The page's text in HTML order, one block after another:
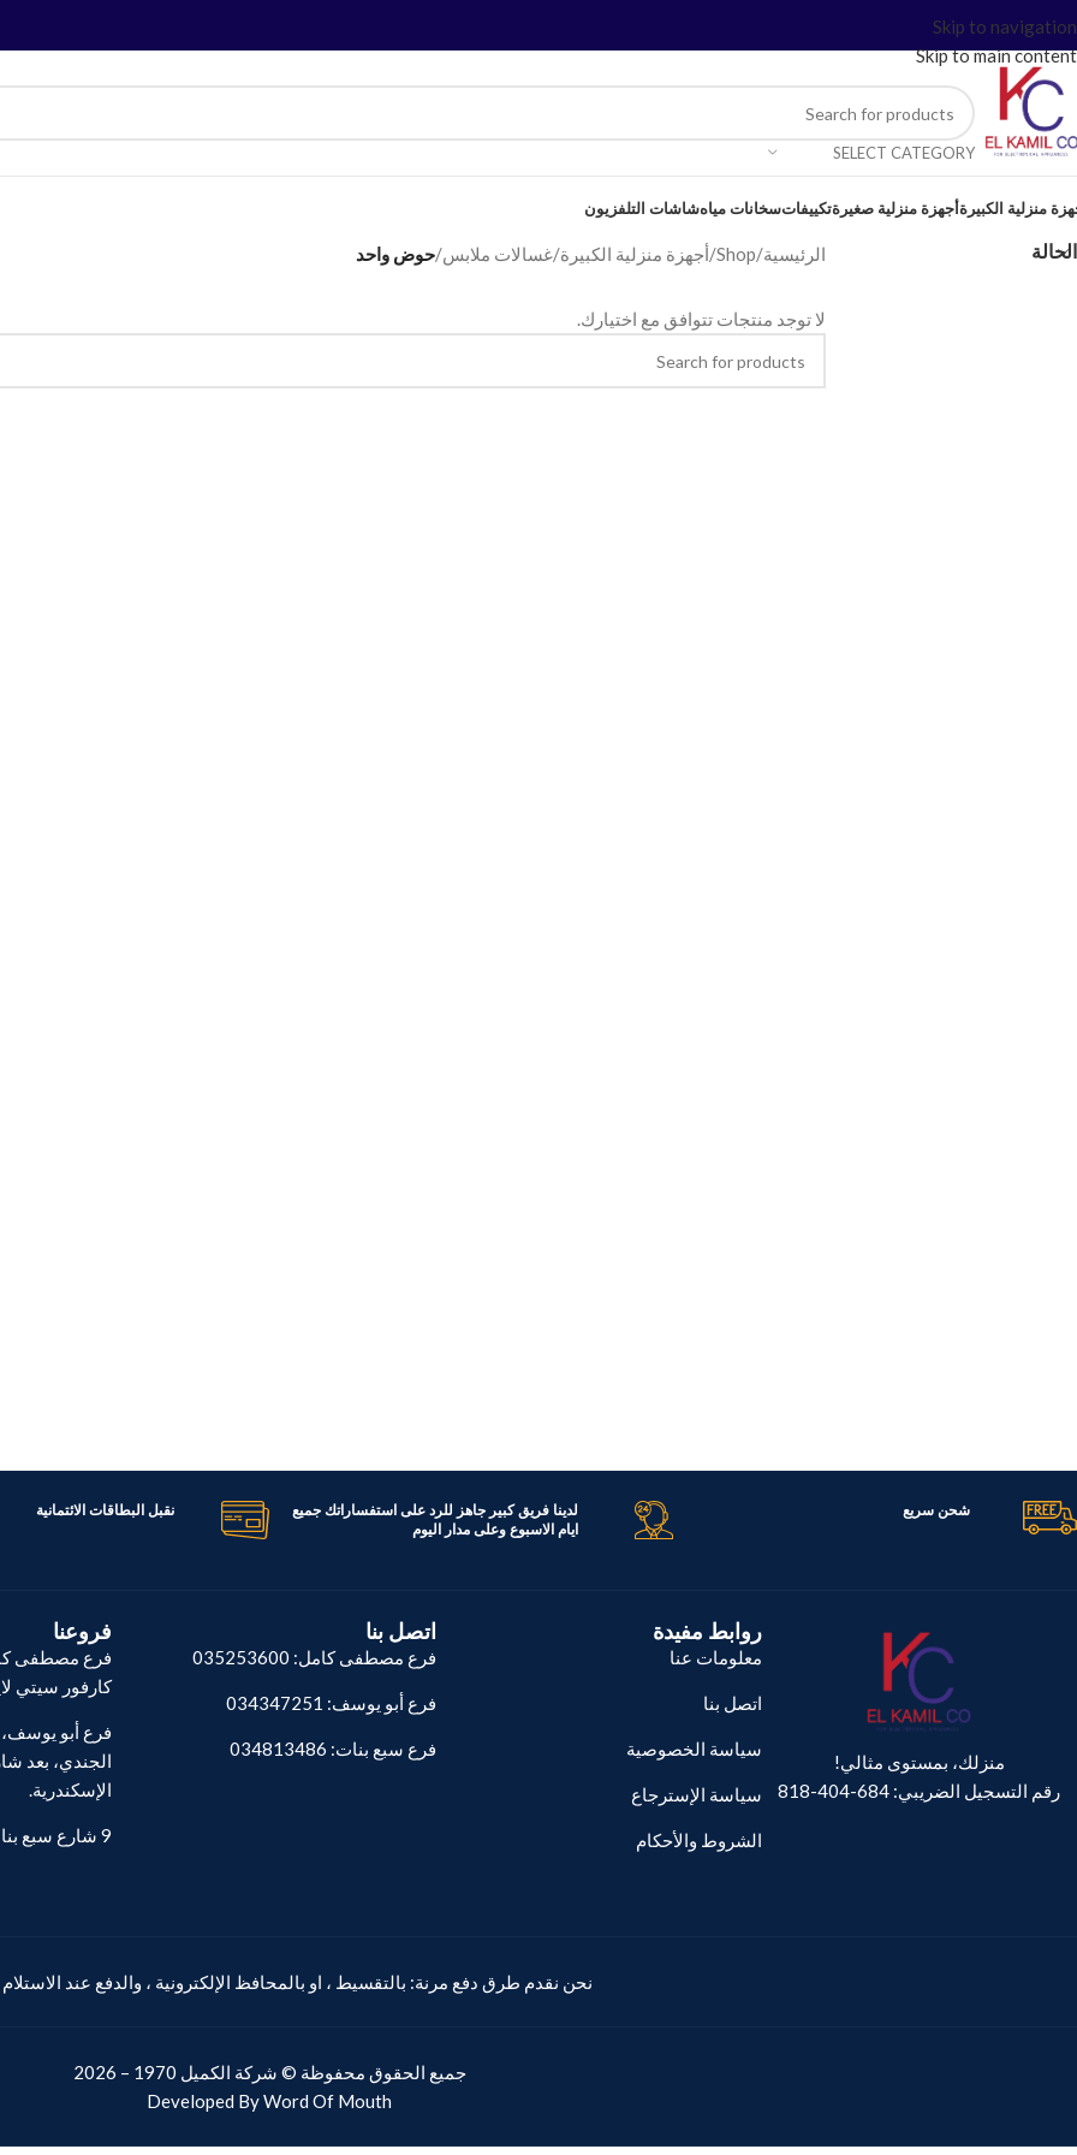
Skip to navigation
Skip to main content
SELECT CATEGORY
منزلية الكبيرةأجهزة منزلية صغيرةتكييفاتسخانات مياهشاشات التلفزيون
الحالة الرئيسية/
Shop
/أجهزة منزلية الكبيرة/غسالات ملابس/حوض واحد
لا توجد منتجات تتوافق مع اختيارك.
شحن سريع
لدينا فريق كبير جاهز للرد على استفساراتك جميع
ايام الاسبوع وعلى مدار اليوم
نقبل البطاقات الائتمانية
منزلك، بمستوى مثالي!
رقم التسجيل الضريبي: 684-404-818
روابط مفيدة
معلومات عنا
اتصل بنا
سياسة الخصوصية
سياسة الإسترجاع
الشروط والأحكام
اتصل بنا
فرع مصطفى كامل: 035253600
فرع أبو يوسف: 034347251
فرع سبع بنات: 034813486
فروعنا
فرع مصطفى
كارفور سيتي
الجندي، بعد
الإسكندرية.
9 شارع سبع بنات - المنشية.
نحن نقدم طرق دفع مرنة: بالتقسيط ، او بالمحافظ الإلكترونية ، والدفع عند
جميع الحقوق محفوظة © شركة الكميل
Developed ByWord Of Mouth